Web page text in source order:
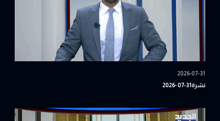
2026-07-31
نشرة31-07 -2026